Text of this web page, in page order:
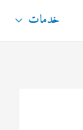
خدمات